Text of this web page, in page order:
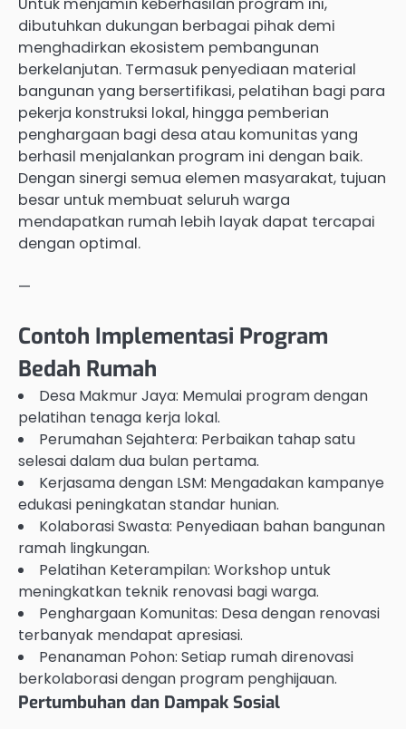
dibutuhkan dukungan berbagai pihak demi
menghadirkan ekosistem pembangunan
berkelanjutan. Termasuk penyediaan material
bangunan yang bersertifikasi, pelatihan bagi para
pekerja konstruksi lokal, hingga pemberian
penghargaan bagi desa atau komunitas yang
berhasil menjalankan program ini dengan baik.
Dengan sinergi semua elemen masyarakat, tujuan
besar untuk membuat seluruh warga
mendapatkan rumah lebih layak dapat tercapai
dengan optimal.
—
Contoh Implementasi Program
Bedah Rumah
Desa Makmur Jaya: Memulai program dengan
pelatihan tenaga kerja lokal.
Perumahan Sejahtera: Perbaikan tahap satu
selesai dalam dua bulan pertama.
Kerjasama dengan LSM: Mengadakan kampanye
edukasi peningkatan standar hunian.
Kolaborasi Swasta: Penyediaan bahan bangunan
ramah lingkungan.
Pelatihan Keterampilan: Workshop untuk
meningkatkan teknik renovasi bagi warga.
Penghargaan Komunitas: Desa dengan renovasi
terbanyak mendapat apresiasi.
Penanaman Pohon: Setiap rumah direnovasi
berkolaborasi dengan program penghijauan.
Pertumbuhan dan Dampak Sosial